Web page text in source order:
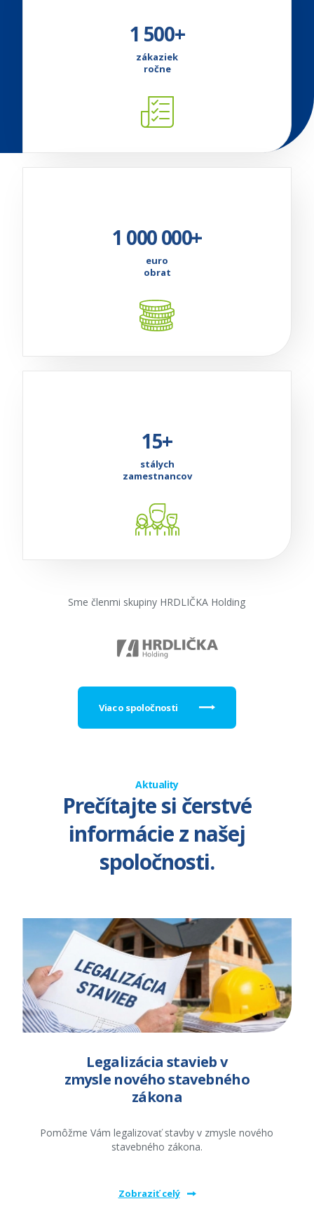
1 500+
zákaziek
ročne
1 000 000+
euro
obrat
15+
stálych
zamestnancov
Sme členmi skupiny HRDLIČKA Holding
Viac o spoločnosti
Aktuality
Prečítajte si čerstvé
informácie z našej
spoločnosti.
Legalizácia stavieb v
zmysle nového stavebného
zákona
Pomôžme Vám legalizovať stavby v zmysle nového
stavebného zákona.
Zobraziť celý